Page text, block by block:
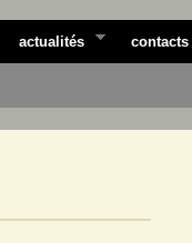
actualités contacts